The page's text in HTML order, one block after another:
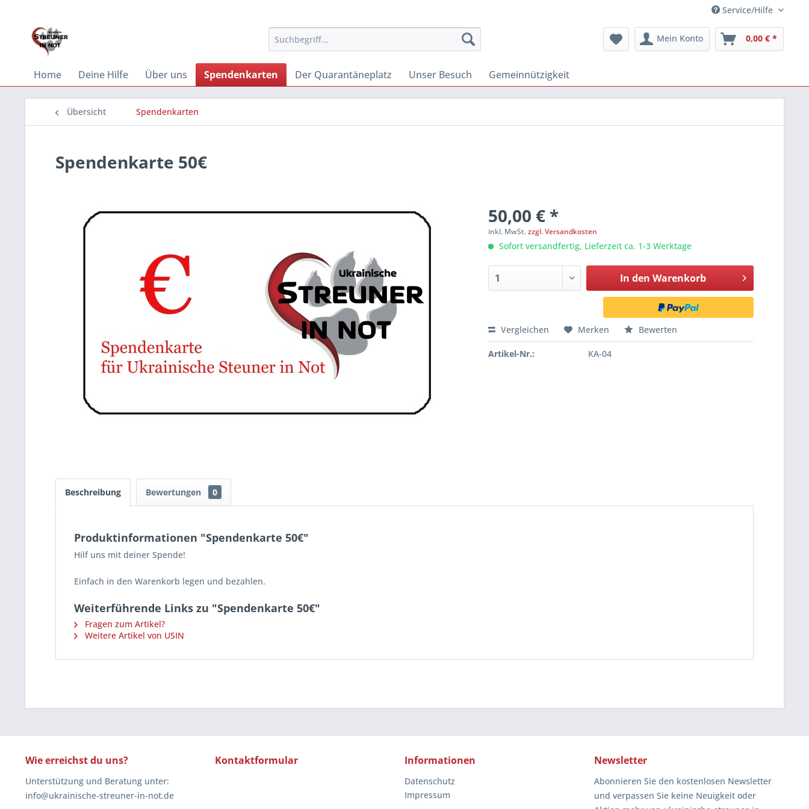
Service/Hilfe
Mein Konto 0,00 € *
Home Deine Hilfe Über uns Spendenkarten Der Quarantäneplatz Unser Besuch Gemeinnützigkeit
Übersicht Spendenkarten
Spendenkarte 50€
50,00 € *
inkl. MwSt.zzgl. Versandkosten
Sofort versandfertig, Lieferzeit ca. 1-3 Werktage
In den Warenkorb
Vergleichen Merken Bewerten
Artikel-Nr.: KA-04
Beschreibung Bewertungen 0
Produktinformationen "Spendenkarte 50€"
Hilf uns mit deiner Spende!
Einfach in den Warenkorb legen und bezahlen.
Weiterführende Links zu "Spendenkarte 50€"
Fragen zum Artikel?
Weitere Artikel von USIN
Wie erreichst du uns?
Unterstützung und Beratung unter:
info@ukrainische-streuner-in-not.de
Kontaktformular Informationen
Datenschutz
Impressum
Newsletter
Abonnieren Sie den kostenlosen Newsletter
und verpassen Sie keine Neuigkeit oder